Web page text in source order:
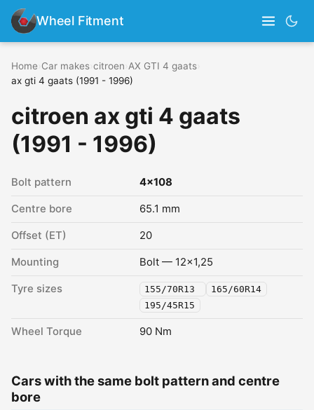
Wheel Fitment
Home Car makes citroen AX GTI 4 gaats
ax gti 4 gaats (1991 - 1996)
citroen ax gti 4 gaats
(1991 - 1996)
Bolt pattern 4x108
Centre bore 65.1 mm
Offset (ET) 20
Mounting Bolt — 12x1,25
Tyre sizes 155/70R13
165/60R14
195/45R15
Wheel Torque 90 Nm
Cars with the same bolt pattern and centre
bore